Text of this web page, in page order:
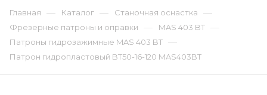
Главная — Каталог — Станочная оснастка —
Фрезерные патроны и оправки — MAS 403 BT —
Патроны гидрозажимные MAS 403 BT —
Патрон гидропластовый BT50-16-120 MAS403BT